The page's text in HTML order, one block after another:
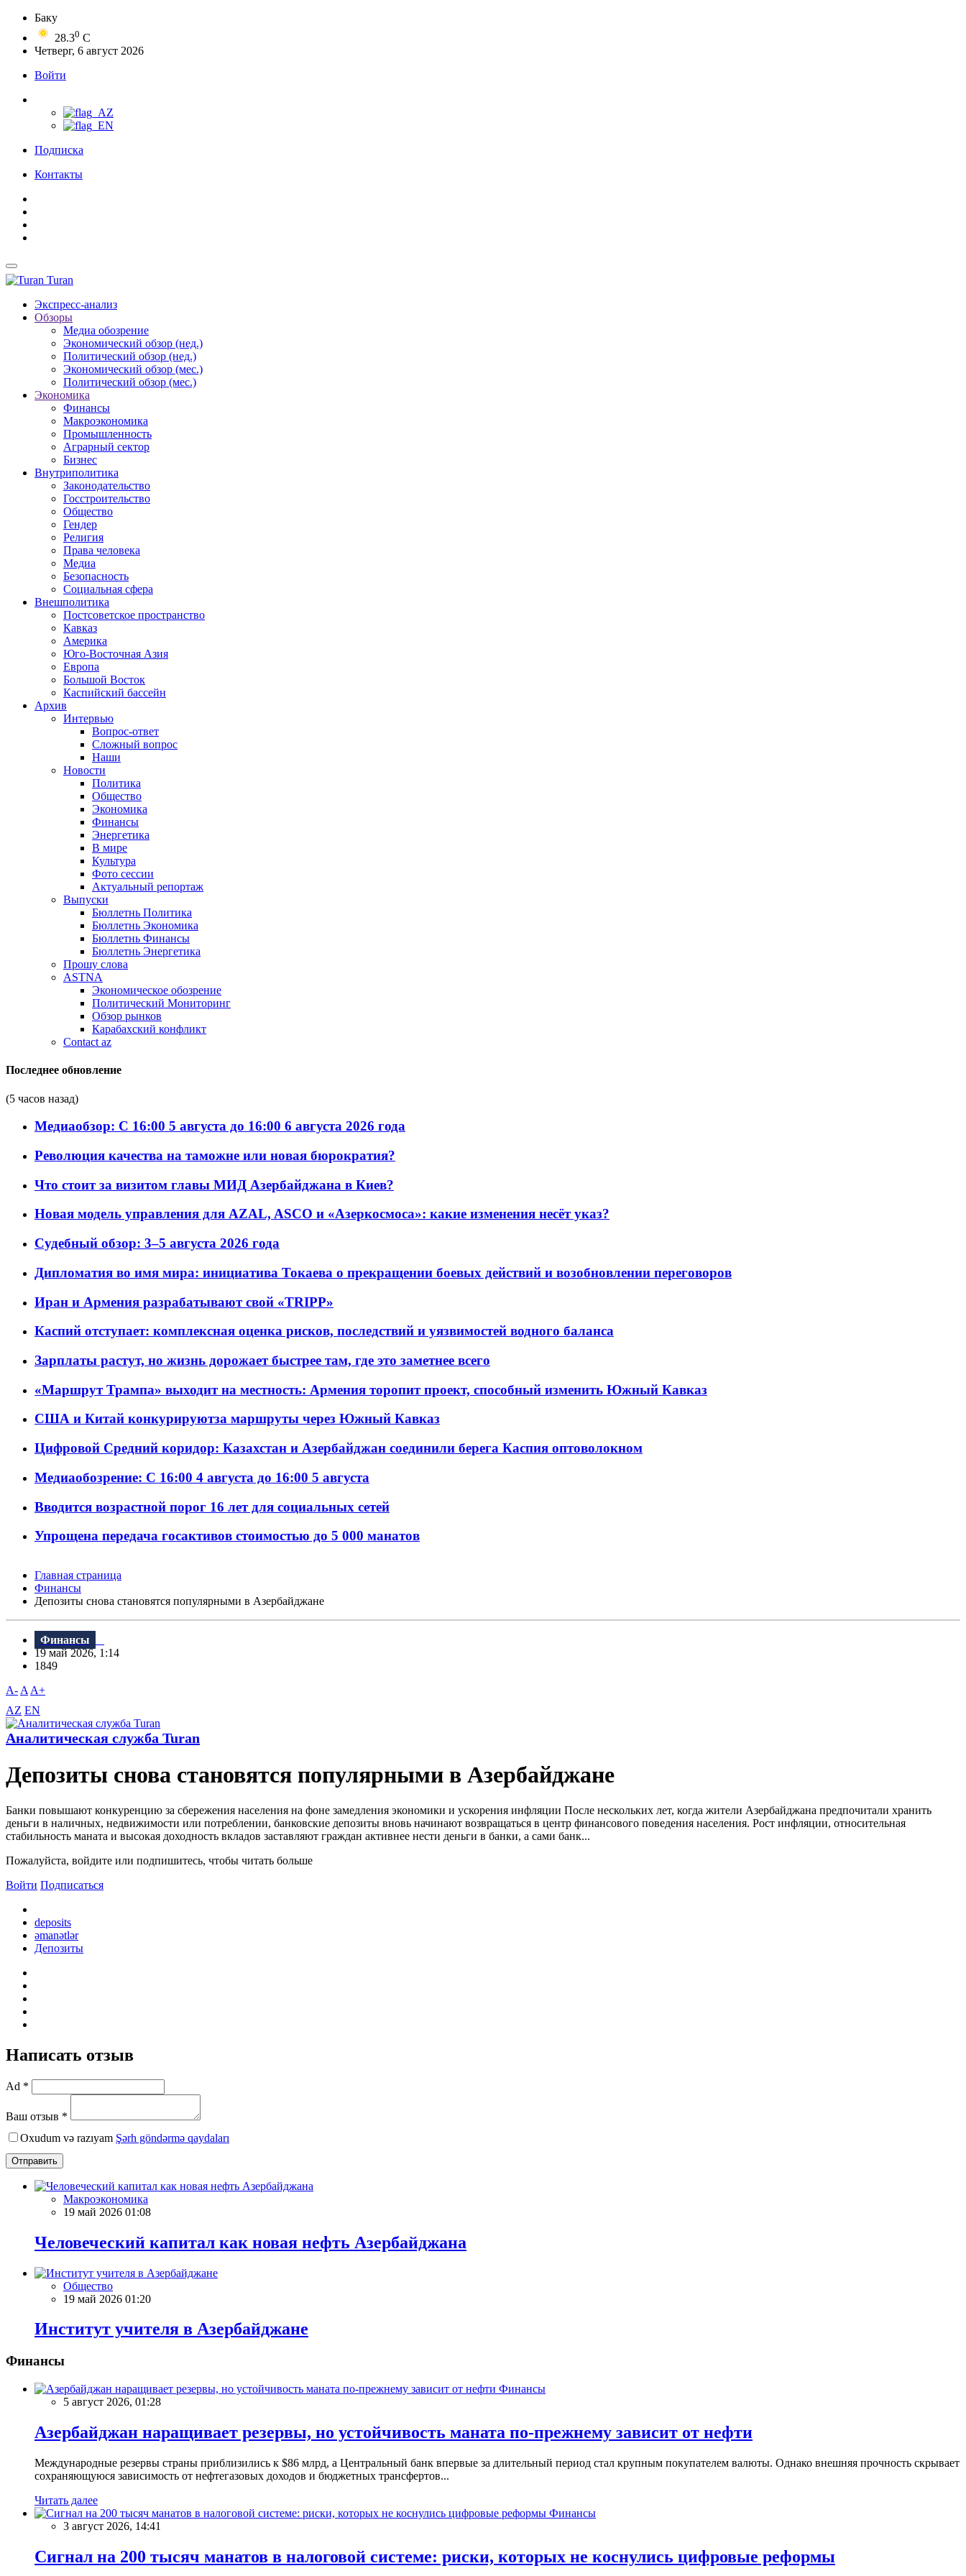
Баку
28.30 C
Четверг, 6 август 2026
Войти
Подписка
Контакты
Turan
Экспресс-анализ
Обзоры
Медиа обозрение
Экономический обзор (нед.)
Политический обзор (нед.)
Экономический обзор (мес.)
Политический обзор (мес.)
Экономика
Финансы
Макроэкономика
Промышленность
Аграрный сектор
Бизнес
Внутриполитика
Законодательство
Госстроительство
Общество
Гендер
Религия
Права человека
Медиа
Безопасность
Социальная сфера
Внешполитика
Постсоветское пространство
Кавказ
Америка
Юго-Восточная Азия
Европа
Большой Восток
Каспийский бассейн
Архив
Интервью
Вопрос-ответ
Сложный вопрос
Наши
Новости
Политика
Общество
Экономика
Финансы
Энергетика
В мире
Культура
Фото сессии
Актуальный репортаж
Выпуски
Бюллетнь Политика
Бюллетнь Экономика
Бюллетнь Финансы
Бюллетнь Энергетика
Прошу слова
ASTNA
Экономическое обозрение
Политический Мониторинг
Обзор рынков
Карабахский конфликт
Contact az
Последнее обновление
(5 часов назад)
Медиаобзор: С 16:00 5 августа до 16:00 6 августа 2026 года
Революция качества на таможне или новая бюрократия?
Что стоит за визитом главы МИД Азербайджана в Киев?
Новая модель управления для AZAL, ASCO и «Азеркосмоса»: какие изменения несёт указ?
Судебный обзор: 3–5 августа 2026 года
Дипломатия во имя мира: инициатива Токаева о прекращении боевых действий и возобновлении переговоров
Иран и Армения разрабатывают свой «TRIPP»
Каспий отступает: комплексная оценка рисков, последствий и уязвимостей водного баланса
Зарплаты растут, но жизнь дорожает быстрее там, где это заметнее всего
«Маршрут Трампа» выходит на местность: Армения торопит проект, способный изменить Южный Кавказ
США и Китай конкурируютза маршруты через Южный Кавказ
Цифровой Средний коридор: Казахстан и Азербайджан соединили берега Каспия оптоволокном
Медиаобозрение: С 16:00 4 августа до 16:00 5 августа
Вводится возрастной порог 16 лет для социальных сетей
Упрощена передача госактивов стоимостью до 5 000 манатов
Главная страница
Финансы
Депозиты снова становятся популярными в Азербайджане
Финансы
19 май 2026, 1:14
1849
A- A A+
AZ EN
Аналитическая служба Turan
Депозиты снова становятся популярными в Азербайджане
Банки повышают конкуренцию за сбережения населения на фоне замедления экономики и ускорения инфляции После нескольких лет, когда жители Азербайджана предпочитали хранить
деньги в наличных, недвижимости или потреблении, банковские депозиты вновь начинают возвращаться в центр финансового поведения населения. Рост инфляции, относительная
стабильность маната и высокая доходность вкладов заставляют граждан активнее нести деньги в банки, а сами банк...
Пожалуйста, войдите или подпишитесь, чтобы читать больше
Войти Подписаться
deposits
əmanətlər
Депозиты
Написать отзыв
Ad *
Ваш отзыв *
Oxudum və razıyam Şərh göndərmə qaydaları
Отправить
Макроэкономика
19 май 2026 01:08
Человеческий капитал как новая нефть Азербайджана
Общество
19 май 2026 01:20
Институт учителя в Азербайджане
Финансы
Финансы
5 август 2026, 01:28
Азербайджан наращивает резервы, но устойчивость маната по-прежнему зависит от нефти
Международные резервы страны приблизились к $86 млрд, а Центральный банк впервые за длительный период стал крупным покупателем валюты. Однако внешняя прочность скрывает
сохраняющуюся зависимость от нефтегазовых доходов и бюджетных трансфертов...
Читать далее
Финансы
3 август 2026, 14:41
Сигнал на 200 тысяч манатов в налоговой системе: риски, которых не коснулись цифровые реформы